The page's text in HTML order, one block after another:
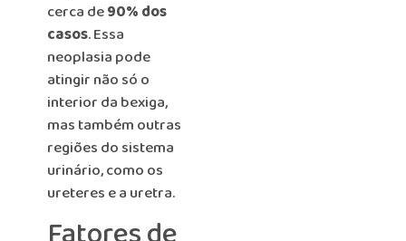
cerca de90% dos
casos. Essa
neoplasia pode
atingir não só o
interior da bexiga,
mas também outras
regiões do sistema
urinário, como os
ureteres e a uretra.